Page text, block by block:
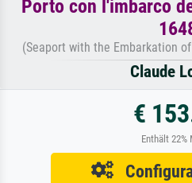
Porto con l'imbarco
(Seaport with the Embarkation
Claude
€
Enthält 22%
Configura